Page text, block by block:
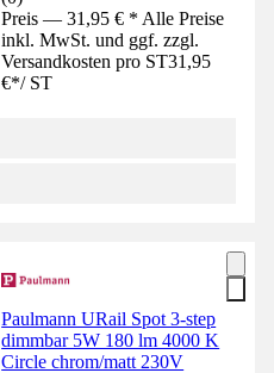
Preis — 31,95 € * Alle Preise
inkl. MwSt. und ggf. zzgl.
Versandkosten pro ST31,95
€*/ ST
Paulmann URail Spot 3-step
dimmbar 5W 180 lm 4000 K
Circle chrom/matt 230V